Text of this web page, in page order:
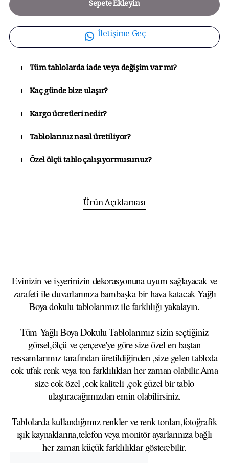
Sepete Ekleyin
İletişime Geç
+ Tüm tablolarda iade veya değişim var mı?
+ Kaç günde bize ulaşır?
+ Kargo ücretleri nedir?
+ Tablolarınız nasıl üretiliyor?
+ Özel ölçü tablo çalışıyormusunuz?
Ürün Açıklaması
Evinizin ve işyerinizin dekorasyonuna uyum sağlayacak ve
zarafeti ile duvarlarınıza bambaşka bir hava katacak Yağlı
Boya dokulu tablolarımız ile farklılığı yakalayın.
Tüm Yağlı Boya Dokulu Tablolarımız sizin seçtiğiniz
görsel,ölçü ve çerçeve'ye göre size özel en baştan
ressamlarımız tarafından üretildiğinden ,size gelen tabloda
cok ufak renk veya ton farklılıkları her zaman olabilir.Ama
size cok özel ,cok kaliteli ,çok güzel bir tablo
ulaştıracağımızdan emin olabilirsiniz.
Tablolarda kullandığımız renkler ve renk tonları,fotoğrafik
ışık kaynaklarına,telefon veya monitör ayarlarınıza bağlı
her zaman küçük farklılıklar gösterebilir.